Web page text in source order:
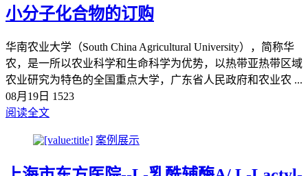
小分子化合物的订购
华南农业大学（South China Agricultural University），简称华
农，是一所以农业科学和生命科学为优势，以热带亚热带区域
农业研究为特色的全国重点大学，广东省人民政府和农业农 ...
08月19日 1523
阅读全文
案例展示